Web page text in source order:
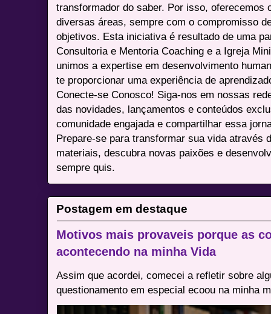
transformador do saber. Por isso, oferecemos
diversas áreas, sempre com o compromisso
objetivos. Esta iniciativa é resultado de uma
Consultoria e Mentoria Coaching e a Igreja
unimos a expertise em desenvolvimento
te proporcionar uma experiência de
Conecte-se Conosco! Siga-nos em nossas
das novidades, lançamentos e conteúdos
comunidade engajada e compartilhar essa
Prepare-se para transformar sua vida através
materiais, descubra novas paixões e
sempre quis.
Postagem em destaque
Motivos mais provaveis porque as
acontecendo na minha Vida
Assim que acordei, comecei a refletir sobre
questionamento em especial ecoou na minha